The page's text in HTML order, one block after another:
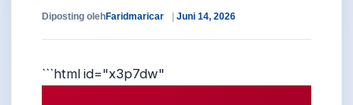
Diposting olehFaridmaricar Juni 14, 2026
```html id="x3p7dw"